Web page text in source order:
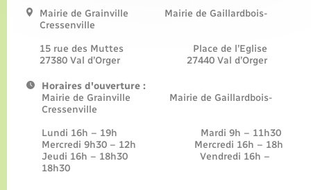
Mairie de Grainville Mairie de Gaillardbois-
Cressenville
15 rue des Muttes Place de l’Eglise
27380 Val d’Orger 27440 Val d’Orger
Horaires d'ouverture :
Mairie de Grainville Mairie de Gaillardbois-
Cressenville
Lundi 16h – 19h Mardi 9h – 11h30
Mercredi 9h30 – 12h Mercredi 16h – 18h
Jeudi 16h – 18h30 Vendredi 16h –
18h30